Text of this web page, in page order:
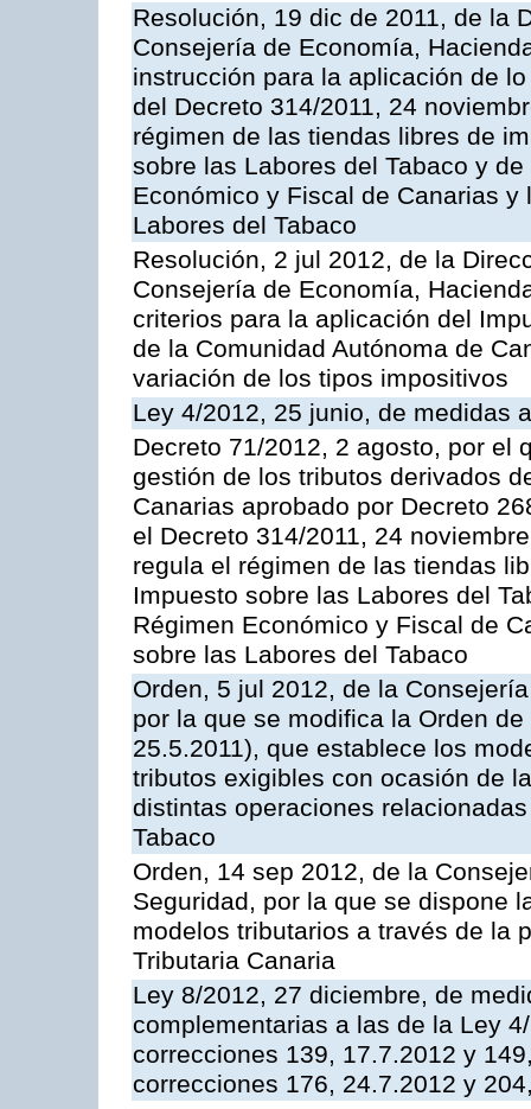
Resolución, 19 dic de 2011, de la
Consejería de Economía,
instrucción para la aplicación de
del Decreto 314/2011, 24
régimen de las tiendas libres de
sobre las Labores del Tabaco y
Económico y Fiscal de Canarias
Labores del Tabaco
Resolución, 2 jul 2012, de la
Consejería de Economía,
criterios para la aplicación del
de la Comunidad Autónoma de
variación de los tipos impositivos
Ley 4/2012, 25 junio, de medidas
Decreto 71/2012, 2 agosto, por el
gestión de los tributos derivados
Canarias aprobado por Decreto
el Decreto 314/2011, 24
regula el régimen de las tiendas
Impuesto sobre las Labores del
Régimen Económico y Fiscal de
sobre las Labores del Tabaco
Orden, 5 jul 2012, de la
por la que se modifica la Orden
25.5.2011), que establece los
tributos exigibles con ocasión de
distintas operaciones
Tabaco
Orden, 14 sep 2012, de la
Seguridad, por la que se dispone
modelos tributarios a través de la
Tributaria Canaria
Ley 8/2012, 27 diciembre, de
complementarias a las de la Ley
correcciones 139, 17.7.2012 y
correcciones 176, 24.7.2012 y